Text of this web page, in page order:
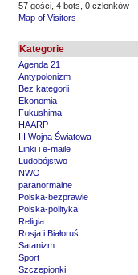
57 gości, 4 bots, 0 członków
Map of Visitors
Kategorie
Agenda 21
Antypolonizm
Bez kategorii
Ekonomia
Fukushima
HAARP
III Wojna Światowa
Linki i e-maile
Ludobójstwo
NWO
paranormalne
Polska-bezprawie
Polska-polityka
Religia
Rosja i Białoruś
Satanizm
Sport
Szczepionki